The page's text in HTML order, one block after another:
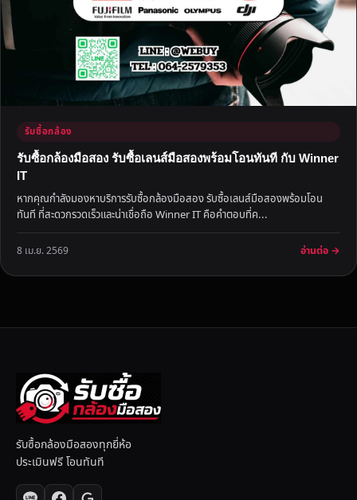
รับซื้อกล้อง
รับซื้อกล้องมือสอง รับซื้อเลนส์มือสองพร้อมโอนทันที กับ Winner
IT
หากคุณกำลังมองหาบริการรับซื้อกล้องมือสอง รับซื้อเลนส์มือสองพร้อมโอน
ทันที ที่สะดวกรวดเร็วและน่าเชื่อถือ Winner IT คือคำตอบที่ค...
8 เม.ย. 2569 อ่านต่อ →
รับซื้อกล้องมือสองทุกยี่ห้อ
ประเมินฟรี โอนทันที